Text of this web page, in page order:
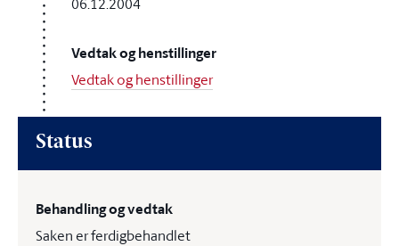
Vedtak og henstillinger
Vedtak og henstillinger
Status
Behandling og vedtak
Saken er ferdigbehandlet